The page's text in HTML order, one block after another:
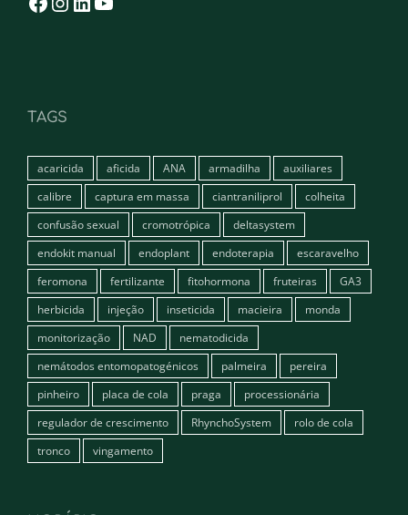
TAGS
acaricida aficida ANA armadilha
auxiliares
calibre
captura em massa ciantraniliprol
colheita
confusão sexual
cromotrópica
deltasystem
endokit manual
endoplant endoterapia
escaravelho
feromona
fertilizante fitohormona fruteiras
GA3
herbicida
injeção inseticida macieira
monda
monitorização
NAD
nematodicida
nemátodos entomopatogénicos
palmeira
pereira
pinheiro
placa de cola praga
processionária
regulador de crescimento
RhynchoSystem
rolo de cola
tronco
vingamento